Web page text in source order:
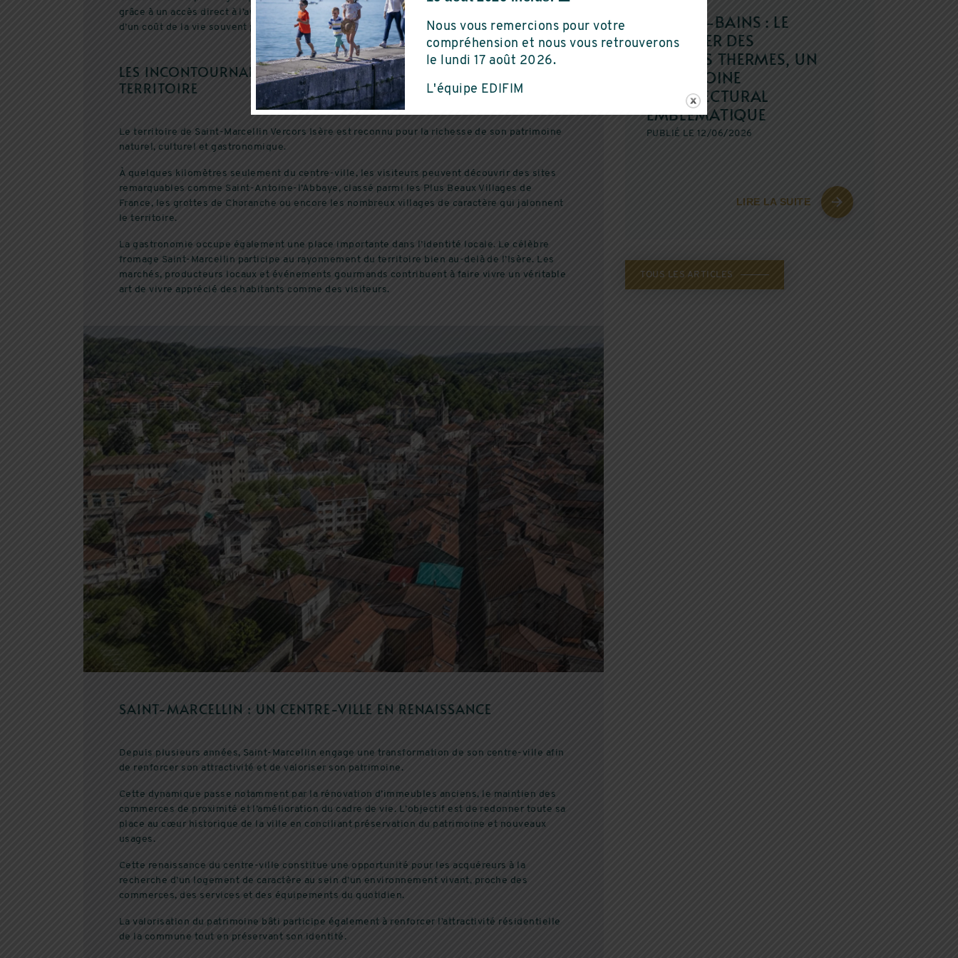
grâce à un accès direct à l’autoroute A49, tout en profitant d’un environnement plus calme et
d’un coût de la vie souvent plus accessible que dans les grandes agglomérations.
LES INCONTOURNABLES DE SAINT-MARCELLIN ET DE SON
TERRITOIRE
Le territoire de Saint-Marcellin Vercors Isère est reconnu pour la richesse de son patrimoine
naturel, culturel et gastronomique.
À quelques kilomètres seulement du centre-ville, les visiteurs peuvent découvrir des sites
remarquables comme Saint-Antoine-l’Abbaye, classé parmi les Plus Beaux Villages de
France, les grottes de Choranche ou encore les nombreux villages de caractère qui jalonnent
le territoire.
La gastronomie occupe également une place importante dans l’identité locale. Le célèbre
fromage Saint-Marcellin participe au rayonnement du territoire bien au-delà de l’Isère. Les
marchés, producteurs locaux et événements gourmands contribuent à faire vivre un véritable
art de vivre apprécié des habitants comme des visiteurs.
SAINT-MARCELLIN : UN CENTRE-VILLE EN RENAISSANCE
Depuis plusieurs années, Saint-Marcellin engage une transformation de son centre-ville afin
de renforcer son attractivité et de valoriser son patrimoine.
Cette dynamique passe notamment par la rénovation d’immeubles anciens, le maintien des
commerces de proximité et l’amélioration du cadre de vie. L’objectif est de redonner toute sa
place au cœur historique de la ville en conciliant préservation du patrimoine et nouveaux
usages.
Cette renaissance du centre-ville constitue une opportunité pour les acquéreurs à la
recherche d’un logement de caractère au sein d’un environnement vivant, proche des
commerces, des services et des équipements du quotidien.
La valorisation du patrimoine bâti participe également à renforcer l’attractivité résidentielle
de la commune tout en préservant son identité.
AIX-LES-BAINS : LE
QUARTIER DES
ANCIENS THERMES, UN
PATRIMOINE
ARCHITECTURAL
EMBLÉMATIQUE
PUBLIÉ LE 12/06/2026
LIRE LA SUITE
TOUS LES ARTICLES
ESPACE CLIENT
DU 3 AU 5 PIÈCES DU AU 3 PIÈCES
Nous vous remercions pour votre
compréhension et nous vous retrouverons
le lundi 17 août 2026.
L'équipe EDIFIM